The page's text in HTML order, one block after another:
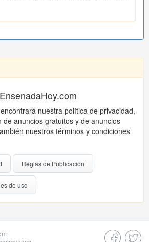
nuestra política de privacidad,
de anuncios gratuitos y de anuncios
nuestros términos y condiciones
Reglas de Publicación
de uso